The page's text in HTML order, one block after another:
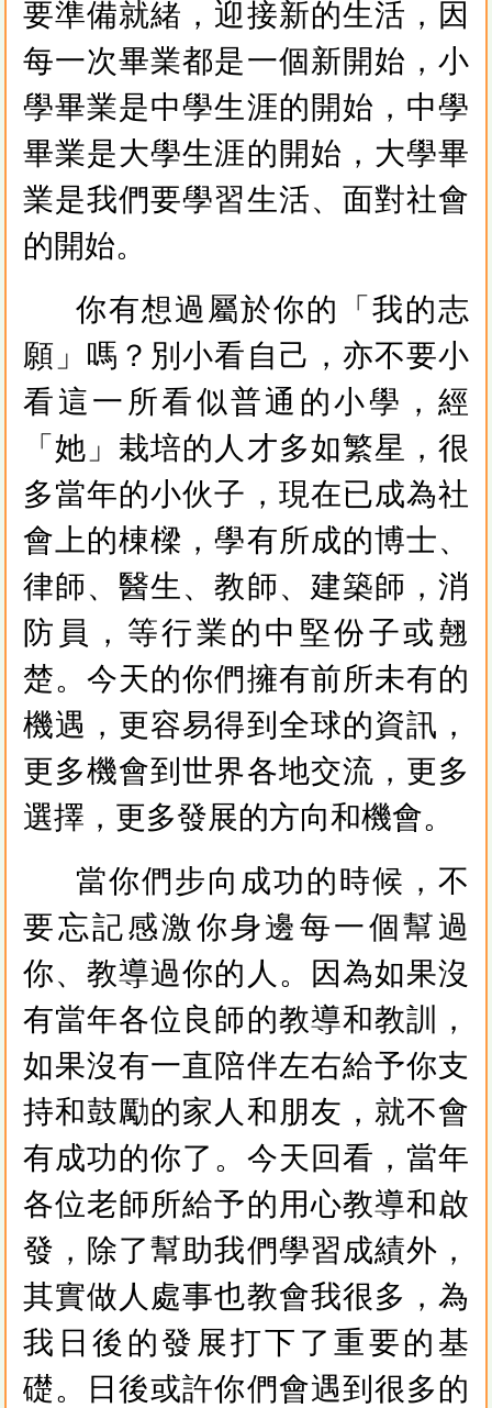
要準備就緒，迎接新的生活，因
每一次畢業都是一個新開始，小
學畢業是中學生涯的開始，中學
畢業是大學生涯的開始，大學畢
業是我們要學習生活、面對社會
的開始。
你有想過屬於你的「我的志
願」嗎？別小看自己，亦不要小
看這一所看似普通的小學，經
「她」栽培的人才多如繁星，很
多當年的小伙子，現在已成為社
會上的棟樑，學有所成的博士、
律師、醫生、教師、建築師，消
防員，等行業的中堅份子或翹
楚。今天的你們擁有前所未有的
機遇，更容易得到全球的資訊，
更多機會到世界各地交流，更多
選擇，更多發展的方向和機會。
當你們步向成功的時候，不
要忘記感激你身邊每一個幫過
你、教導過你的人。因為如果沒
有當年各位良師的教導和教訓，
如果沒有一直陪伴左右給予你支
持和鼓勵的家人和朋友，就不會
有成功的你了。今天回看，當年
各位老師所給予的用心教導和啟
發，除了幫助我們學習成績外，
其實做人處事也教會我很多，為
我日後的發展打下了重要的基
礎。日後或許你們會遇到很多的